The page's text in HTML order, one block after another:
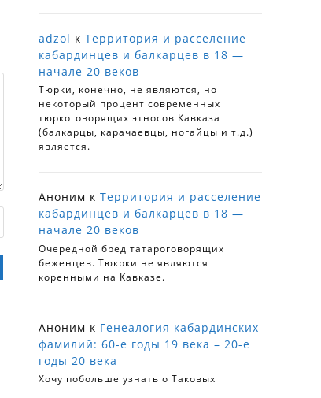
adzol к Территория и расселение
кабардинцев и балкарцев в 18 —
начале 20 веков
Тюрки, конечно, не являются, но
некоторый процент современных
тюркоговорящих этносов Кавказа
(балкарцы, карачаевцы, ногайцы и т.д.)
является.
Аноним к Территория и расселение
кабардинцев и балкарцев в 18 —
начале 20 веков
Очередной бред татароговорящих
беженцев. Тюкрки не являются
коренными на Кавказе.
Аноним к Генеалогия кабардинских
фамилий: 60-е годы 19 века – 20-е
годы 20 века
Хочу побольше узнать о Таковых